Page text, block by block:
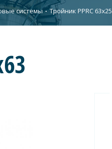
системы ∙Тройник PPRC